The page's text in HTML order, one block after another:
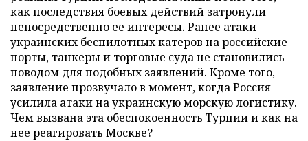
как последствия боевых действий затронули
непосредственно ее интересы. Ранее атаки
украинских беспилотных катеров на российские
порты, танкеры и торговые суда не становились
поводом для подобных заявлений. Кроме того,
заявление прозвучало в момент, когда Россия
усилила атаки на украинскую морскую логистику.
Чем вызвана эта обеспокоенность Турции и как на
нее реагировать Москве?